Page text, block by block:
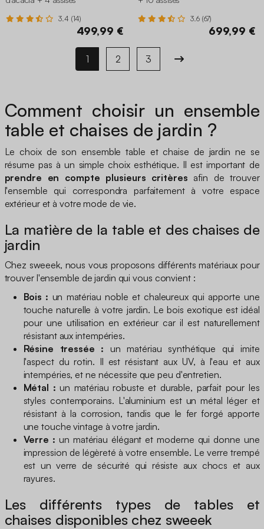
3.4 (14)
499,99 €
3.6 (67)
699,99 €
1 2 3
Comment choisir un ensemble
table et chaises de jardin ?
Le choix de son ensemble table et chaise de jardin ne se
résume pas à un simple choix esthétique. Il est important de
prendre en compte plusieurs critères afin de trouver
l'ensemble qui correspondra parfaitement à votre espace
extérieur et à votre mode de vie.
La matière de la table et des chaises de
jardin
Chez sweeek, nous vous proposons différents matériaux pour
trouver l'ensemble de jardin qui vous convient :
Bois : un matériau noble et chaleureux qui apporte une
touche naturelle à votre jardin. Le bois exotique est idéal
pour une utilisation en extérieur car il est naturellement
résistant aux intempéries.
Résine tressée : un matériau synthétique qui imite
l'aspect du rotin. Il est résistant aux UV, à l'eau et aux
intempéries, et ne nécessite que peu d'entretien.
Métal : un matériau robuste et durable, parfait pour les
styles contemporains. L'aluminium est un métal léger et
résistant à la corrosion, tandis que le fer forgé apporte
une touche vintage à votre jardin.
Verre : un matériau élégant et moderne qui donne une
impression de légèreté à votre ensemble. Le verre trempé
est un verre de sécurité qui résiste aux chocs et aux
rayures.
Les différents types de tables et
chaises disponibles chez sweeek